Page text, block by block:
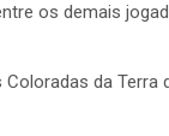
os demais
da Terra